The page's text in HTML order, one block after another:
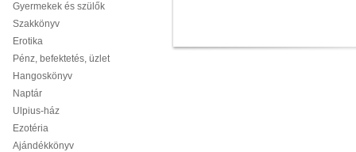
Gyermekek és szülők
Szakkönyv
Erotika
Pénz, befektetés, üzlet
Hangoskönyv
Naptár
Ulpius-ház
Ezotéria
Ajándékkönyv